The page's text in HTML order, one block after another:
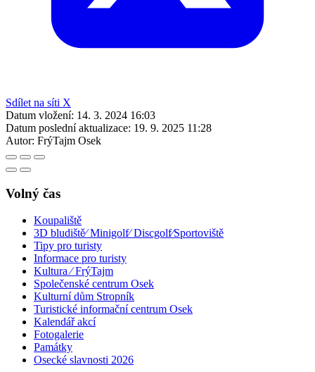
Sdílet na síti X
Datum vložení: 14. 3. 2024 16:03
Datum poslední aktualizace: 19. 9. 2025 11:28
Autor: FrýTajm Osek
Volný čas
Koupaliště
3D bludiště⁄ Minigolf⁄ Discgolf⁄Sportoviště
Tipy pro turisty
Informace pro turisty
Kultura ⁄ FrýTajm
Společenské centrum Osek
Kulturní dům Stropník
Turistické informační centrum Osek
Kalendář akcí
Fotogalerie
Památky
Osecké slavnosti 2026